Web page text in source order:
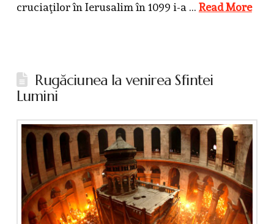
cruciaţilor în Ierusalim în 1099 i-a … Read More
Rugăciunea la venirea Sfintei
Lumini